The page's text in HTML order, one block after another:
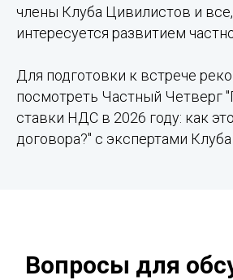
члены Клуба Цивилистов и
интересуется развитием
Для подготовки к встрече
посмотреть Частный Четверг
ставки НДС в 2026 году: как
договора?" с экспертами
Вопросы для